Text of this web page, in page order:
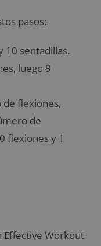
pasos:
10 sentadillas.
luego 9
flexiones,
de
flexiones y 1
Effective Workout